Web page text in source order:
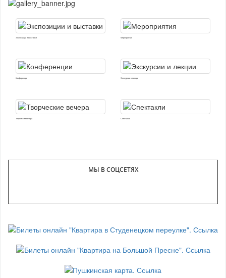
Экспозиции и выставки Мероприятия
Конференции Экскурсии и лекции
Творческие вечера Спектакли
МЫ В СОЦСЕТЯХ